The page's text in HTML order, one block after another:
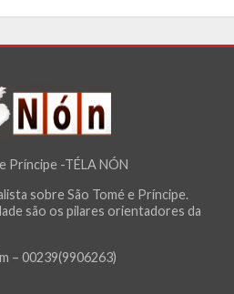
Príncipe -TÉLA NÓN
sobre São Tomé e Príncipe.
são os pilares orientadores da
– 00239(9906263)